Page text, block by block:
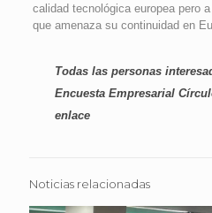
calidad tecnológica europea pero
que amenaza su continuidad en
Todas las personas
Encuesta Empresarial
enlace
Noticias relacionadas